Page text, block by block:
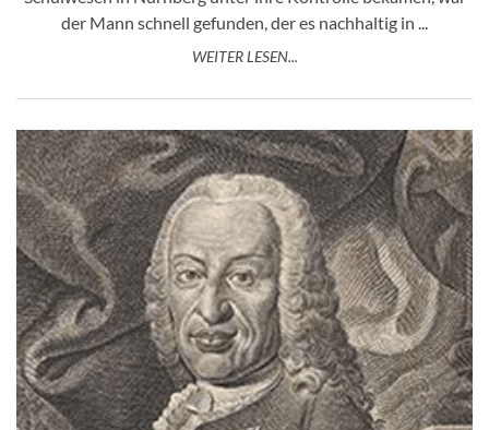
der Mann schnell gefunden, der es nachhaltig in ...
WEITER LESEN...